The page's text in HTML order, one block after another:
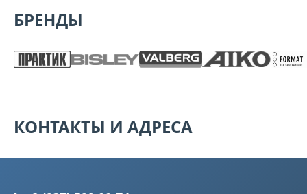
БРЕНДЫ
КОНТАКТЫ И АДРЕСА